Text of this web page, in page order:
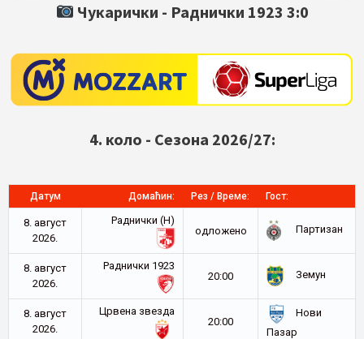
Чукарички - Раднички 1923 3:0
4. коло - Сезона 2026/27:
Датум Домаћин: Рез / Време: Гост:
8. август
2026.
Раднички (Н)
oдложено
Партизан
8. август
2026.
Раднички 1923
20:00
Земун
8. август
2026.
Црвена звезда
20:00
Нови
Пазар